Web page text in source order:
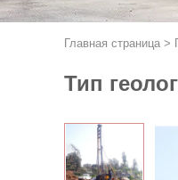
Главная страница >
Тип